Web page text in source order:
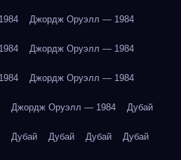
Джордж Оруэлл — 1984
Джордж Оруэлл — 1984
Джордж Оруэлл — 1984
Джордж Оруэлл — 1984 Дубай
Дубай Дубай Дубай Дубай